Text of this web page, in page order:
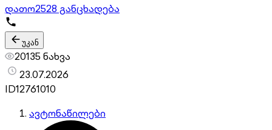
დათო2528 განცხადება
უკან
20135 ნახვა
23.07.2026
ID12761010
ავტონაწილები